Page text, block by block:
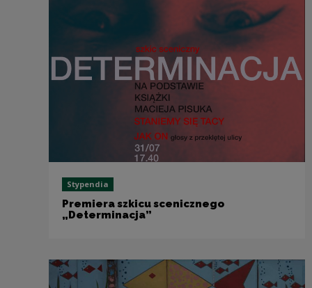
Stypendia
Premiera szkicu scenicznego
„Determinacja”